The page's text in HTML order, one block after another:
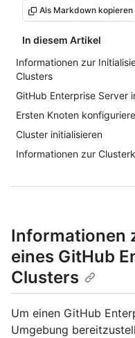
Als Markdown kopieren
In diesem Artikel
Informationen zur
Clusters
GitHub Enterprise Server
Ersten Knoten
Cluster initialisieren
Informationen zur
Informationen
eines GitHub
Clusters
Um einen GitHub
Umgebung